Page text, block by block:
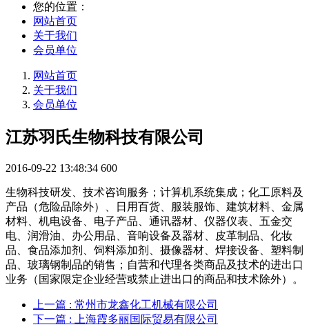
您的位置：
网站首页
关于我们
会员单位
网站首页
关于我们
会员单位
江苏羽氏生物科技有限公司
2016-09-22 13:48:34 600
生物科技研发、技术咨询服务；计算机系统集成；化工原料及
产品（危险品除外）、日用百货、服装服饰、建筑材料、金属
材料、机电设备、电子产品、通讯器材、仪器仪表、五金交
电、润滑油、办公用品、音响设备及器材、皮革制品、化妆
品、食品添加剂、饲料添加剂、摄像器材、焊接设备、塑料制
品、玻璃钢制品的销售；自营和代理各类商品及技术的进出口
业务（国家限定企业经营或禁止进出口的商品和技术除外）。
上一篇 : 常州市龙鑫化工机械有限公司
下一篇 : 上海霞多丽国际贸易有限公司